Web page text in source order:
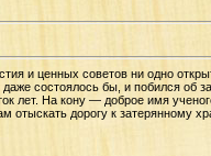
и ценных советов ни одно
состоялось бы, и побился об
лет. На кону — доброе имя
отыскать дорогу к затерянному